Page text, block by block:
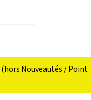
(hors Nouveautés / Point